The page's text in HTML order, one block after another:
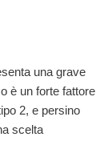
una grave
è un forte fattore
2, e persino
scelta